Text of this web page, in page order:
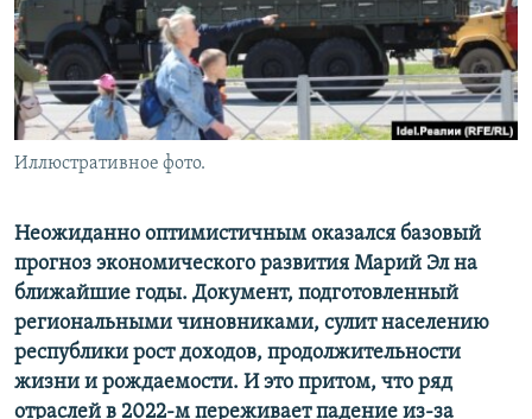
СОЦИАЛЬНЫЕ СЕТИ
Иллюстративное фото.
Неожиданно оптимистичным оказался базовый
прогноз экономического развития Марий Эл на
ближайшие годы. Документ, подготовленный
региональными чиновниками, сулит населению
республики рост доходов, продолжительности
жизни и рождаемости. И это притом, что ряд
отраслей в 2022-м переживает падение из-за